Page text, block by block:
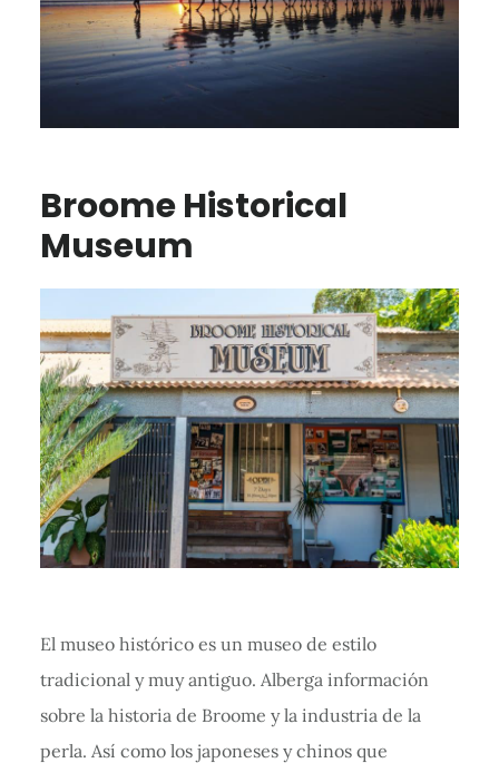
Broome Historical
Museum
El museo histórico es un museo de estilo
tradicional y muy antiguo. Alberga información
sobre la historia de Broome y la industria de la
perla. Así como los japoneses y chinos que